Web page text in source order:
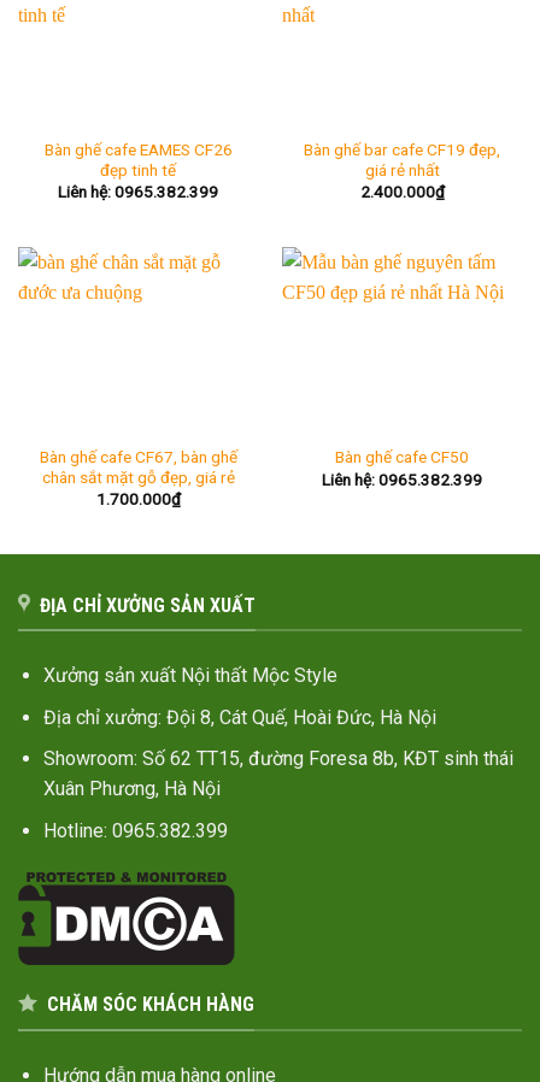
Bàn ghế cafe EAMES CF26
đẹp tinh tế
Liên hệ: 0965.382.399
Bàn ghế bar cafe CF19 đẹp,
giá rẻ nhất
2.400.000₫
Bàn ghế cafe CF67, bàn ghế
chân sắt mặt gỗ đẹp, giá rẻ
1.700.000₫
Bàn ghế cafe CF50
Liên hệ: 0965.382.399
ĐỊA CHỈ XƯỞNG SẢN XUẤT
Xưởng sản xuất Nội thất Mộc Style
Địa chỉ xưởng: Đội 8, Cát Quế, Hoài Đức, Hà Nội
Showroom: Số 62 TT15, đường Foresa 8b, KĐT sinh thái
Xuân Phương, Hà Nội
Hotline: 0965.382.399
CHĂM SÓC KHÁCH HÀNG
Hướng dẫn mua hàng online